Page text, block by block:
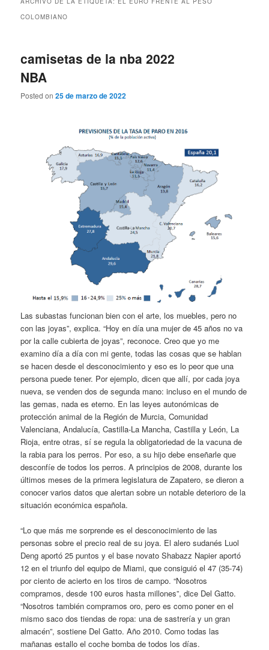
COLOMBIANO
camisetas de la nba 2022
NBA
Posted on25 de marzo de 2022
Las subastas funcionan bien con el arte, los muebles, pero no
con las joyas”, explica. “Hoy en día una mujer de 45 años no va
por la calle cubierta de joyas”, reconoce. Creo que yo me
examino día a día con mi gente, todas las cosas que se hablan
se hacen desde el desconocimiento y eso es lo peor que una
persona puede tener. Por ejemplo, dicen que allí, por cada joya
nueva, se venden dos de segunda mano: incluso en el mundo de
las gemas, nada es eterno. En las leyes autonómicas de
protección animal de la Región de Murcia, Comunidad
Valenciana, Andalucía, Castilla-La Mancha, Castilla y León, La
Rioja, entre otras, sí se regula la obligatoriedad de la vacuna de
la rabia para los perros. Por eso, a su hijo debe enseñarle que
desconfíe de todos los perros. A principios de 2008, durante los
últimos meses de la primera legislatura de Zapatero, se dieron a
conocer varios datos que alertan sobre un notable deterioro de la
situación económica española.
“Lo que más me sorprende es el desconocimiento de las
personas sobre el precio real de su joya. El alero sudanés Luol
Deng aportó 25 puntos y el base novato Shabazz Napier aportó
12 en el triunfo del equipo de Miami, que consiguió el 47 (35-74)
por ciento de acierto en los tiros de campo. “Nosotros
compramos, desde 100 euros hasta millones”, dice Del Gatto.
“Nosotros también compramos oro, pero es como poner en el
mismo saco dos tiendas de ropa: una de sastrería y un gran
almacén”, sostiene Del Gatto. Año 2010. Como todas las
mañanas estallo el coche bomba de todos los días.